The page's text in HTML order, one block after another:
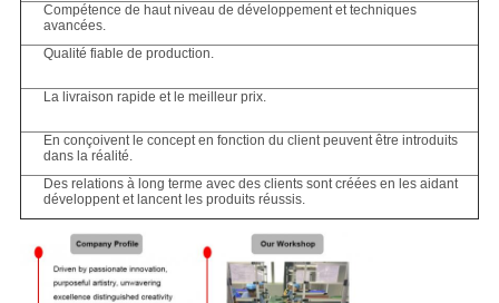
Compétence de haut niveau de développement et techniques
avancées.
Qualité fiable de production.
La livraison rapide et le meilleur prix.
En conçoivent le concept en fonction du client peuvent être introduits
dans la réalité.
Des relations à long terme avec des clients sont créées en les aidant
développent et lancent les produits réussis.